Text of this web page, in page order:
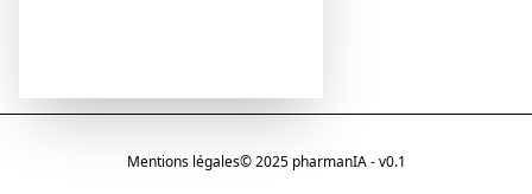
Mentions légales© 2025 pharmanIA - v0.1